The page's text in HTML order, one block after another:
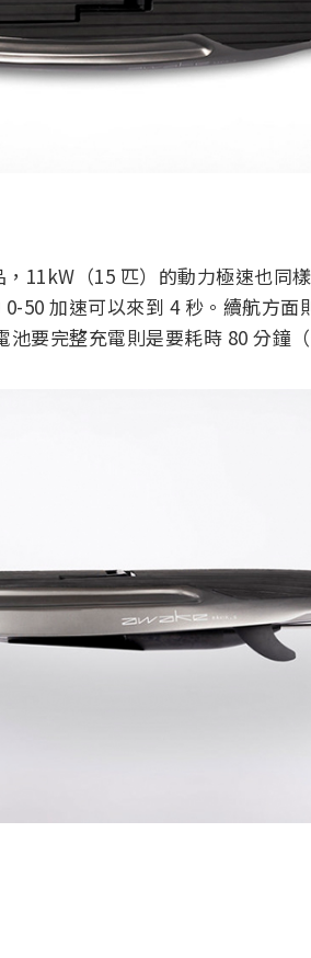
，11kW（15 匹）的動力極速也同
50 加速可以來到 4 秒。續航方面
要完整充電則是要耗時 80 分鐘